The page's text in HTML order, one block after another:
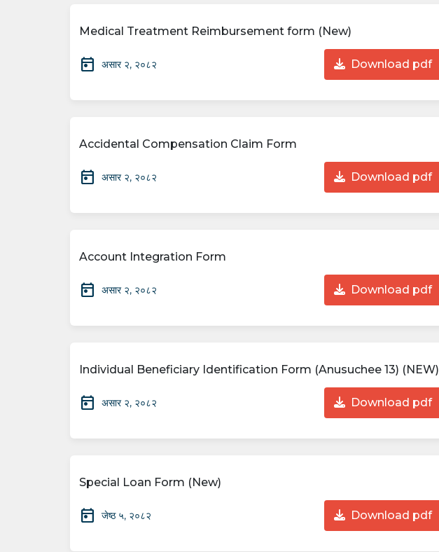
Medical Treatment Reimbursement form (New)
today असार २, २०८२ Download pdf
Accidental Compensation Claim Form
today असार २, २०८२ Download pdf
Account Integration Form
today असार २, २०८२ Download pdf
Individual Beneficiary Identification Form (Anusuchee 13) (NEW)
today असार २, २०८२ Download pdf
Special Loan Form (New)
today जेष्ठ ५, २०८२ Download pdf